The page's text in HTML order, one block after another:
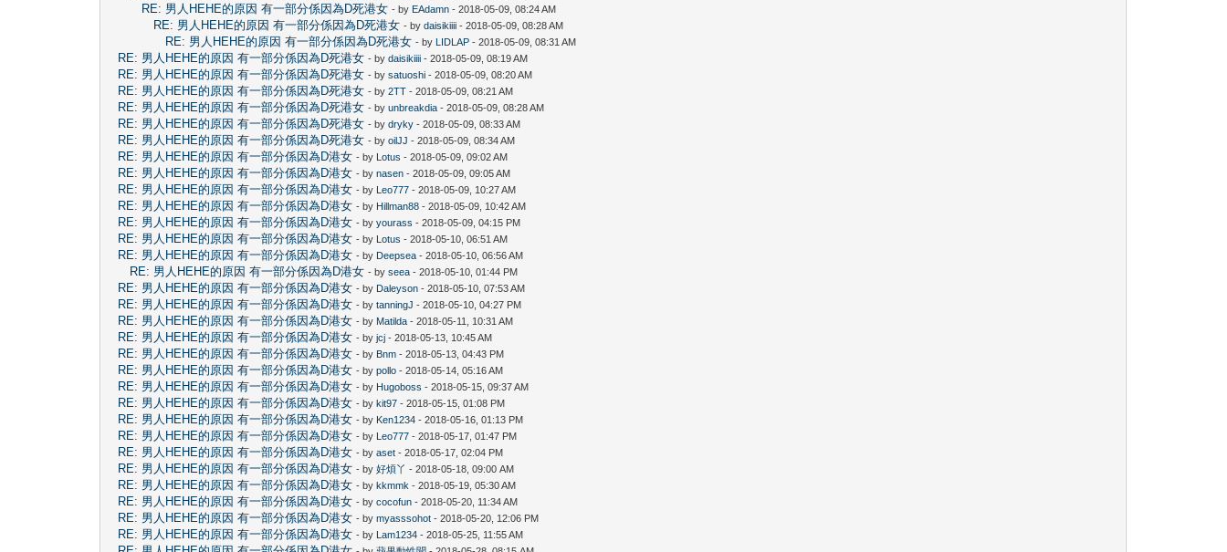
RE: 男人HEHE的原因 有一部分係因為D死港女 - by EAdamn - 2018-05-09, 08:24 AM
RE: 男人HEHE的原因 有一部分係因為D死港女 - bydaisikiiii - 2018-05-09, 08:28 AM
RE: 男人HEHE的原因 有一部分係因為D死港女 - by LIDLAP - 2018-05-09, 08:31 AM
RE: 男人HEHE的原因 有一部分係因為D死港女 - bydaisikiiii - 2018-05-09, 08:19 AM
RE: 男人HEHE的原因 有一部分係因為D死港女 - bysatuoshi - 2018-05-09, 08:20 AM
RE: 男人HEHE的原因 有一部分係因為D死港女 - by2TT - 2018-05-09, 08:21 AM
RE: 男人HEHE的原因 有一部分係因為D死港女 - byunbreakdia - 2018-05-09, 08:28 AM
RE: 男人HEHE的原因 有一部分係因為D死港女 - bydryky - 2018-05-09, 08:33 AM
RE: 男人HEHE的原因 有一部分係因為D死港女 - byoilJJ - 2018-05-09, 08:34 AM
RE: 男人HEHE的原因 有一部分係因為D港女 - by Lotus - 2018-05-09, 09:02 AM
RE: 男人HEHE的原因 有一部分係因為D港女 - bynasen - 2018-05-09, 09:05 AM
RE: 男人HEHE的原因 有一部分係因為D港女 - by Leo777 - 2018-05-09, 10:27 AM
RE: 男人HEHE的原因 有一部分係因為D港女 - by Hillman88 - 2018-05-09, 10:42 AM
RE: 男人HEHE的原因 有一部分係因為D港女 - byyourass - 2018-05-09, 04:15 PM
RE: 男人HEHE的原因 有一部分係因為D港女 - by Lotus - 2018-05-10, 06:51 AM
RE: 男人HEHE的原因 有一部分係因為D港女 - by Deepsea - 2018-05-10, 06:56 AM
RE: 男人HEHE的原因 有一部分係因為D港女 - byseea - 2018-05-10, 01:44 PM
RE: 男人HEHE的原因 有一部分係因為D港女 - by Daleyson - 2018-05-10, 07:53 AM
RE: 男人HEHE的原因 有一部分係因為D港女 - bytanningJ - 2018-05-10, 04:27 PM
RE: 男人HEHE的原因 有一部分係因為D港女 - by Matilda - 2018-05-11, 10:31 AM
RE: 男人HEHE的原因 有一部分係因為D港女 - byjcj - 2018-05-13, 10:45 AM
RE: 男人HEHE的原因 有一部分係因為D港女 - by Bnm - 2018-05-13, 04:43 PM
RE: 男人HEHE的原因 有一部分係因為D港女 - bypollo - 2018-05-14, 05:16 AM
RE: 男人HEHE的原因 有一部分係因為D港女 - by Hugoboss - 2018-05-15, 09:37 AM
RE: 男人HEHE的原因 有一部分係因為D港女 - bykit97 - 2018-05-15, 01:08 PM
RE: 男人HEHE的原因 有一部分係因為D港女 - by Ken1234 - 2018-05-16, 01:13 PM
RE: 男人HEHE的原因 有一部分係因為D港女 - by Leo777 - 2018-05-17, 01:47 PM
RE: 男人HEHE的原因 有一部分係因為D港女 - byaset - 2018-05-17, 02:04 PM
RE: 男人HEHE的原因 有一部分係因為D港女 - by好煩丫 - 2018-05-18, 09:00 AM
RE: 男人HEHE的原因 有一部分係因為D港女 - bykkmmk - 2018-05-19, 05:30 AM
RE: 男人HEHE的原因 有一部分係因為D港女 - bycocofun - 2018-05-20, 11:34 AM
RE: 男人HEHE的原因 有一部分係因為D港女 - bymyasssohot - 2018-05-20, 12:06 PM
RE: 男人HEHE的原因 有一部分係因為D港女 - by Lam1234 - 2018-05-25, 11:55 AM